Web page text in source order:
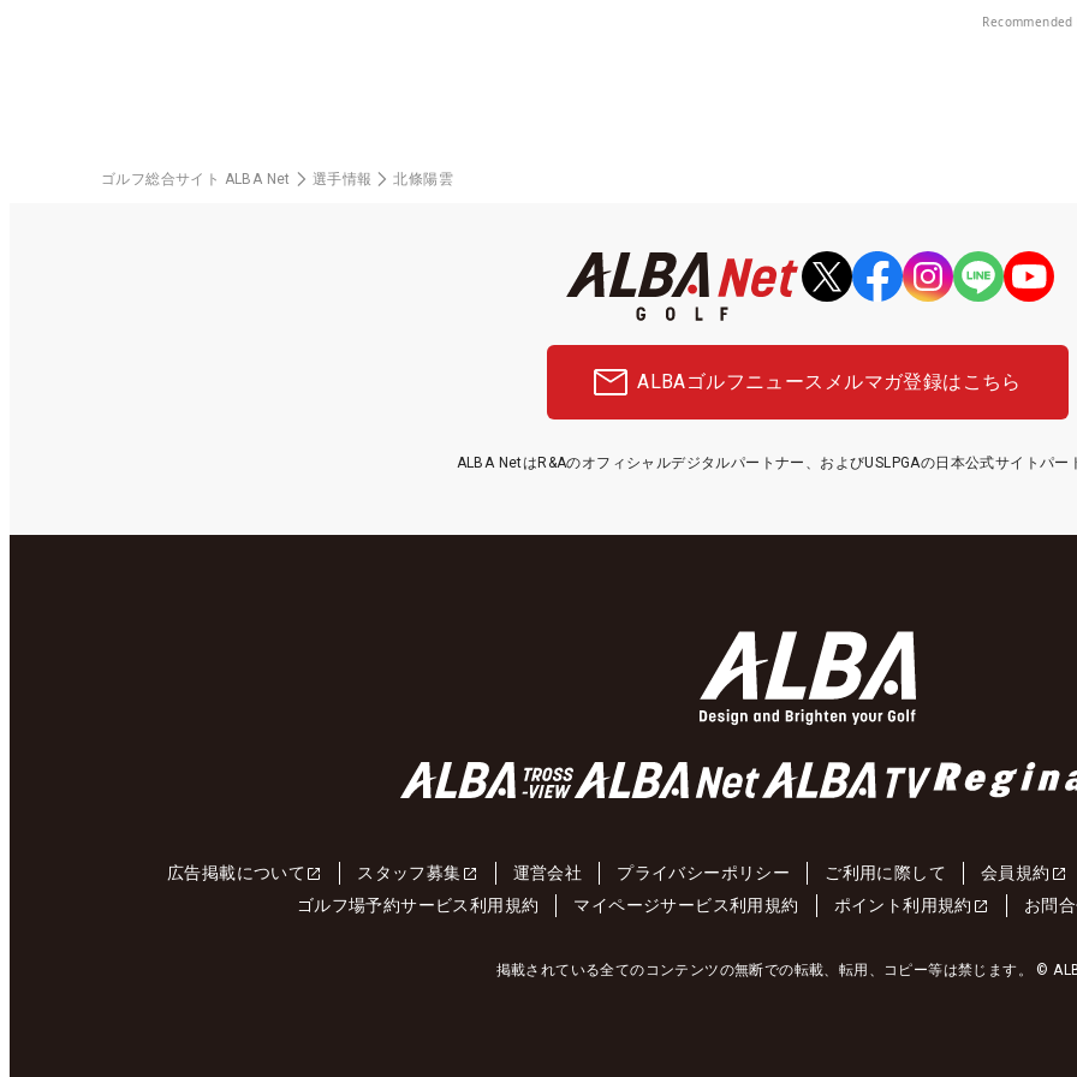
Recommended
ゴルフ総合サイト ALBA Net 選手情報 北條陽雲
ALBAゴルフニュース メルマガ登録はこちら
ALBA NetはR&Aのオフィシャルデジタルパートナー、およびUSLPGAの日本公式サイトパー
広告掲載について スタッフ募集 運営会社 プライバシーポリシー ご利用に際して 会員規約
ゴルフ場予約サービス利用規約
マイページサービス利用規約 ポイント利用規約 お問
掲載されている全てのコンテンツの無断での転載、転用、コピー等は禁じます。 ©